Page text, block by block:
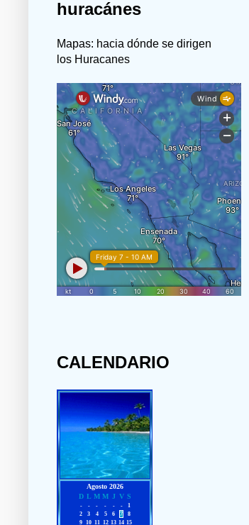
huracánes
Mapas: hacia dónde se dirigen
los Huracanes
CALENDARIO